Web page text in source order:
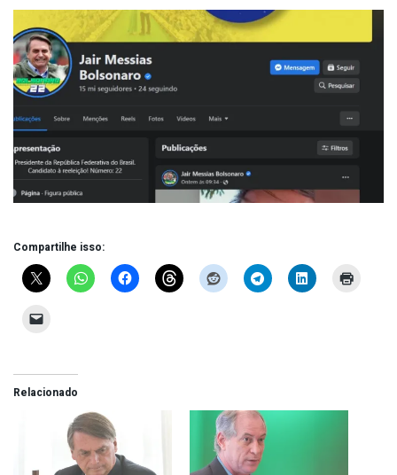
Compartilhe isso:
Relacionado